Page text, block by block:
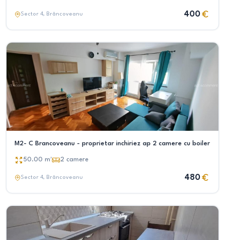
Sector 4, Brâncoveanu 400
M2- C Brancoveanu - proprietar inchiriez ap 2 camere cu boiler
50.00 m² 2 camere
Sector 4, Brâncoveanu 480